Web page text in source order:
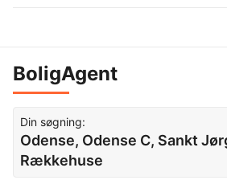
BoligAgent
Din søgning:
Odense, Odense C, Sankt
Rækkehuse